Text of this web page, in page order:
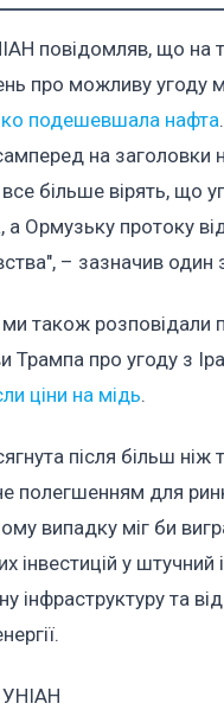
повідомляв, що на
про можливу угоду
подешевшала нафта
на заголовки
все більше вірять, що
а Ормузьку протоку
– зазначив один з
ми також розповідали
Трампа про угоду з
ціни на мідь.
після більш ніж
полегшенням для
випадку міг би
інвестицій у штучний
інфраструктуру та